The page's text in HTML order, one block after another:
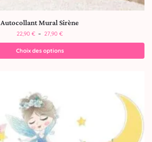
Autocollant Mural Sirène
22,90 € – 27,90 €
Choix des options